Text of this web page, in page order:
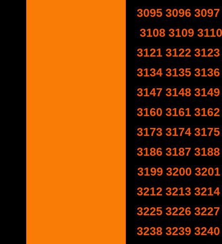
3095 3096 3097
3108 3109 3110
3121 3122 3123
3134 3135 3136
3147 3148 3149
3160 3161 3162
3173 3174 3175
3186 3187 3188
3199 3200 3201
3212 3213 3214
3225 3226 3227
3238 3239 3240